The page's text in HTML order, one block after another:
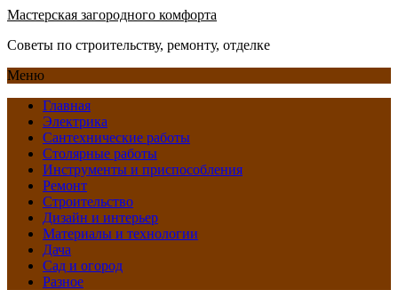
Мастерская загородного комфорта
Советы по строительству, ремонту, отделке
Меню
Главная
Электрика
Сантехнические работы
Столярные работы
Инструменты и приспособления
Ремонт
Строительство
Дизайн и интерьер
Материалы и технологии
Дача
Сад и огород
Разное